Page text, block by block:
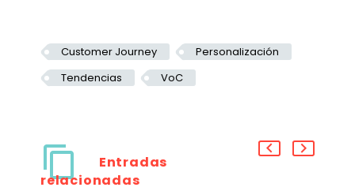
Customer Journey
Personalización
Tendencias
VoC
Entradas
relacionadas